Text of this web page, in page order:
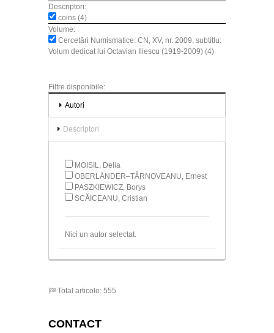
Descriptori:
coins (4)
Volume:
Cercetări Numismatice: CN, XV, nr. 2009, subtitlu:
Volum dedicat lui Octavian Iliescu (1919-2009) (4)
Filtre disponibile:
Autori
Descriptori
MOISIL, Delia
OBERLÄNDER–TÂRNOVEANU, Ernest
PASZKIEWICZ, Borys
SCĂICEANU, Cristian
Nici un autor selectat.
Total articole: 555
CONTACT